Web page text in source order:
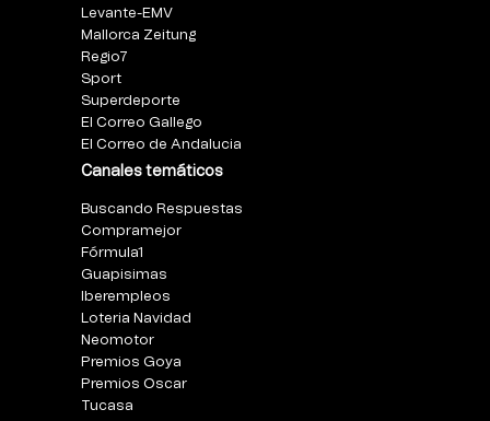
Levante-EMV
Mallorca Zeitung
Regio7
Sport
Superdeporte
El Correo Gallego
El Correo de Andalucia
Canales temáticos
Buscando Respuestas
Compramejor
Fórmula1
Guapisimas
Iberempleos
Loteria Navidad
Neomotor
Premios Goya
Premios Oscar
Tucasa